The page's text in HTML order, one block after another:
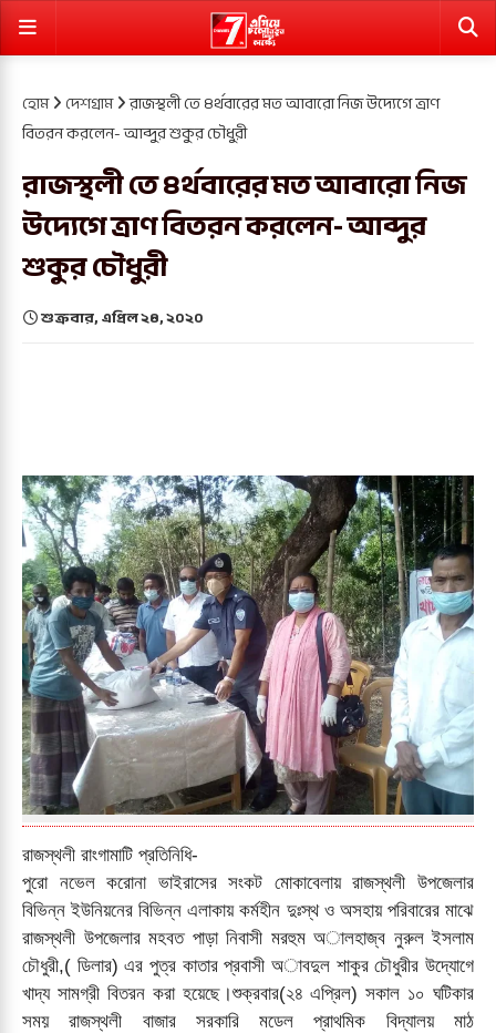
হোম দেশগ্রাম রাজস্থলী তে ৪র্থবারের মত আবারো নিজ উদ্যেগে ত্রাণ
বিতরন করলেন- আব্দুর শুকুর চৌধুরী
রাজস্থলী তে ৪র্থবারের মত আবারো নিজ
উদ্যেগে ত্রাণ বিতরন করলেন- আব্দুর
শুকুর চৌধুরী
শুক্রবার, এপ্রিল ২৪, ২০২০
রাজস্থলী রাংগামাটি প্রতিনিধি-
পুরো নভেল করোনা ভাইরাসের সংকট মোকাবেলায় রাজস্থলী উপজেলার
বিভিন্ন ইউনিয়নের বিভিন্ন এলাকায় কর্মহীন দুঃস্থ ও অসহায় পরিবারের মাঝে
রাজস্থলী উপজেলার মহবত পাড়া নিবাসী মরহুম অালহাজ্ব নুরুল ইসলাম
চৌধুরী,( ডিলার) এর পুত্র কাতার প্রবাসী অাবদুল শাকুর চৌধুরীর উদ্যােগে
খাদ্য সামগ্রী বিতরন করা হয়েছে।শুক্রবার(২৪ এপ্রিল) সকাল ১০ ঘটিকার
সময় রাজস্থলী বাজার সরকারি মডেল প্রাথমিক বিদ্যালয় মাঠ